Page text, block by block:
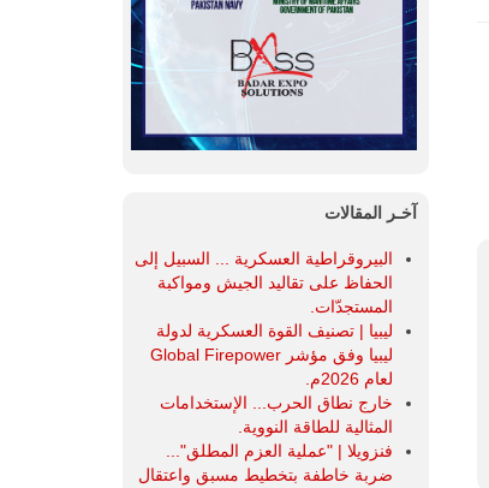
آخـر المقالات
البيروقراطية العسكرية ... السبيل إلى
الحفاظ على تقاليد الجيش ومواكبة
المستجدّات.
ليبيا | تصنيف القوة العسكرية لدولة
ليبيا وفق مؤشر Global Firepower
لعام 2026م.
خارج نطاق الحرب... الإستخدامات
المثالية للطاقة النووية.
فنزويلا | "عملية العزم المطلق"...
ضربة خاطفة بتخطيط مسبق واعتقال